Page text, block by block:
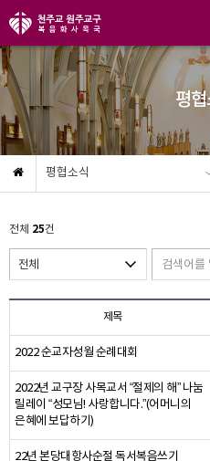
평
평협소식
전체 25건
제목
2022 순교자성월 순례대회
2022년 교구장 사목교서 “절제의 해” 나눔
릴레이 “성모님! 사랑합니다.”(어머니의
은혜에 보답하기)
22년 본당대항사순절 독서복음쓰기